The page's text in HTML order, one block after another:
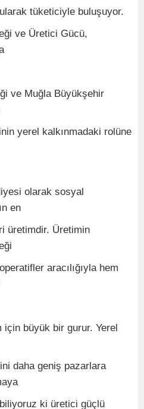
tüketiciyle buluşuyor.
ve Üretici Gücü,
ve Muğla Büyükşehir
yerel kalkınmadaki rolüne
olarak sosyal
en
üretimdir. Üretimin
aracılığıyla hem
büyük bir gurur. Yerel
daha geniş pazarlara
ki üretici güçlü